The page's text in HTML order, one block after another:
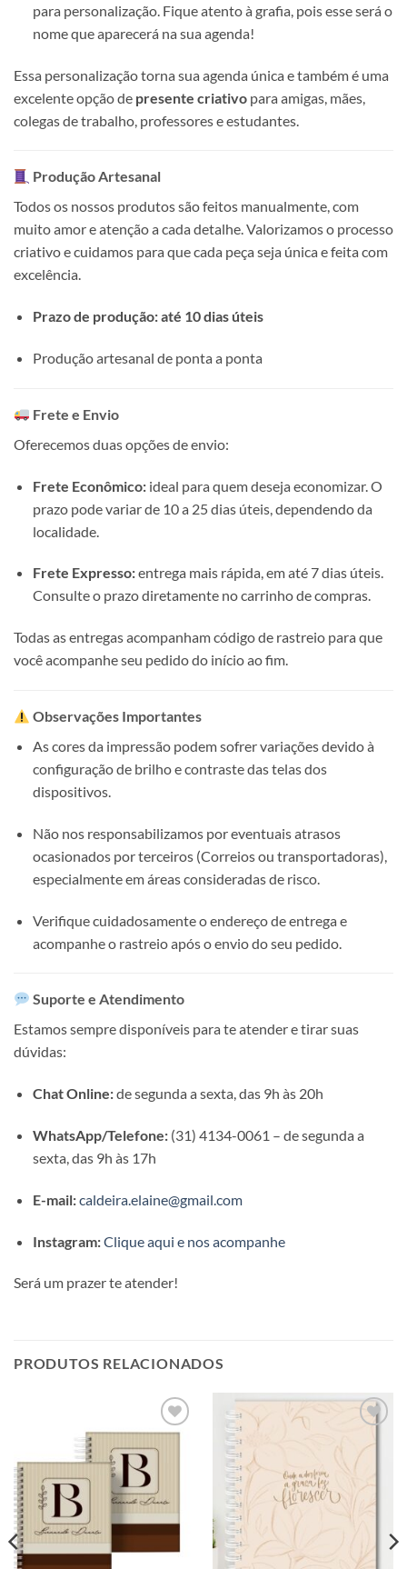
para personalização. Fique atento à grafia, pois esse será o
nome que aparecerá na sua agenda!
Essa personalização torna sua agenda única e também é uma
excelente opção de presente criativo para amigas, mães,
colegas de trabalho, professores e estudantes.
Produção Artesanal
Todos os nossos produtos são feitos manualmente, com
muito amor e atenção a cada detalhe. Valorizamos o processo
criativo e cuidamos para que cada peça seja única e feita com
excelência.
Prazo de produção: até 10 dias úteis
Produção artesanal de ponta a ponta
Frete e Envio
Oferecemos duas opções de envio:
Frete Econômico:ideal para quem deseja economizar. O
prazo pode variar de 10 a 25 dias úteis, dependendo da
localidade.
Frete Expresso:entrega mais rápida, em até 7 dias úteis.
Consulte o prazo diretamente no carrinho de compras.
Todas as entregas acompanham código de rastreio para que
você acompanhe seu pedido do início ao fim.
Observações Importantes
As cores da impressão podem sofrer variações devido à
configuração de brilho e contraste das telas dos
dispositivos.
Não nos responsabilizamos por eventuais atrasos
ocasionados por terceiros (Correios ou transportadoras),
especialmente em áreas consideradas de risco.
Verifique cuidadosamente o endereço de entrega e
acompanhe o rastreio após o envio do seu pedido.
Suporte e Atendimento
Estamos sempre disponíveis para te atender e tirar suas
dúvidas:
Chat Online:de segunda a sexta, das 9h às 20h
WhatsApp/Telefone:(31) 4134-0061 – de segunda a
sexta, das 9h às 17h
E-mail:caldeira.elaine@gmail.com
Instagram:Clique aqui e nos acompanhe
Será um prazer te atender!
PRODUTOS RELACIONADOS
Adicionar
a lista de
desejos
a lista de
desejos